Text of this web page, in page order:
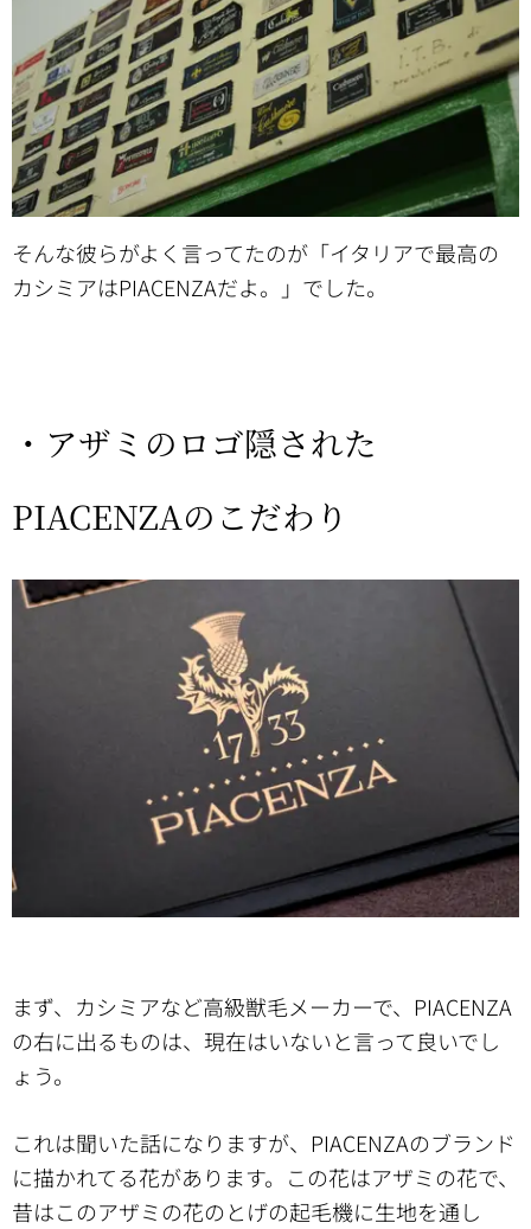
そんな彼らがよく言ってたのが「イタリアで最高の
カシミアはPIACENZAだよ。」でした。
・アザミのロゴ隠された
PIACENZAのこだわり
まず、カシミアなど高級獣毛メーカーで、PIACENZA
の右に出るものは、現在はいないと言って良いでし
ょう。
これは聞いた話になりますが、PIACENZAのブランド
に描かれてる花があります。この花はアザミの花で、
昔はこのアザミの花のとげの起毛機に生地を通し